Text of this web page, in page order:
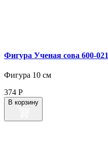
Фигура Ученая сова 600‑021
Фигура 10 см
374 Р
В корзину